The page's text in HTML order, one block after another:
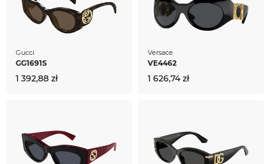
Gucci
GG1691S
1 392,88 zł
Versace
VE4462
1 626,74 zł